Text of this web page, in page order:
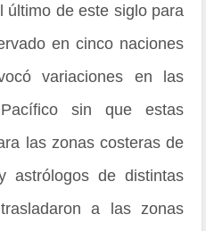
último de este siglo para
en cinco naciones
variaciones en las
sin que estas
las zonas costeras de
astrólogos de distintas
a las zonas